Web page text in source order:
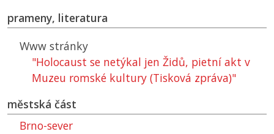
prameny, literatura
Www stránky
"Holocaust se netýkal jen Židů, pietní akt v
Muzeu romské kultury (Tisková zpráva)"
městská část
Brno-sever